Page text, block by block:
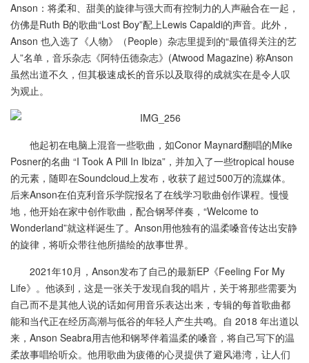
Anson：将柔和、甜美的旋律与强大而有控制力的人声融合在一起，
仿佛是Ruth B的歌曲“Lost Boy”配上Lewis Capaldi的声音。此外，
Anson 也入选了《人物》（People）杂志里提到的“最值得关注的艺
人”名单，音乐杂志《阿特伍德杂志》(Atwood Magazine) 称Anson
虽然出道不久，但其极速成长的音乐以及取得的成就实在是令人叹
为观止。
他起初在电脑上混音一些歌曲，如Conor Maynard翻唱的Mike
Posner的名曲 “I Took A Pill In Ibiza”，并加入了一些tropical house
的元素，随即在Soundcloud上发布，收获了超过500万的流媒体。
后来Anson在伯克利音乐学院报名了在线学习歌曲创作课程。慢慢
地，他开始在家中创作歌曲，配合钢琴伴奏，“Welcome to
Wonderland”就这样诞生了。Anson用他独有的温柔嗓音传达出安静
的旋律，将听众带往他所描绘的故事世界。
2021年10月，Anson发布了自己的最新EP《Feeling For My
Life》。他谈到，这是一张关于发现自我的唱片，关于将那些需要为
自己而不是其他人说的话如何用音乐表达出来，专辑的每首歌曲都
能和当代正在经历高潮与低谷的年轻人产生共鸣。自 2018 年出道以
来，Anson Seabra用吉他和钢琴伴着温柔的嗓音，将自己写下的温
柔故事唱给听众。他用歌曲为疲倦的心灵提供了避风港湾，让人们